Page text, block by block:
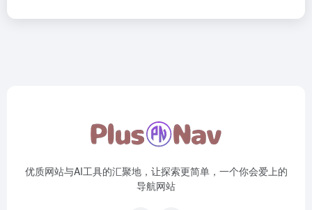
优质网站与AI工具的汇聚地，让探索更简单，一个你会爱上的
导航网站